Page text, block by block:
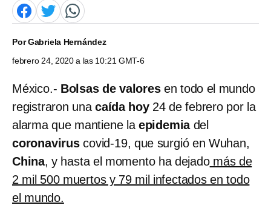
PorGabriela Hernández
febrero 24, 2020 a las 10:21 GMT-6
México.- Bolsas de valoresen todo el mundo
registraron unacaída hoy 24 de febrero por la
alarma que mantiene la epidemia del
coronaviruscovid-19, que surgió en Wuhan,
China, y hasta el momento ha dejadomás de
2 mil 500 muertos y 79 mil infectados en todo
el mundo.